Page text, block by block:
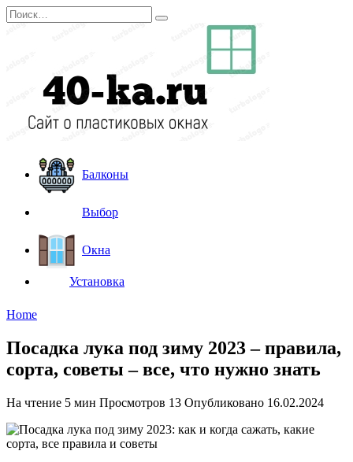
Перейти
к
Search
for:
Балконы
Выбор
Окна
Установка
Home
Посадка лука под зиму 2023 – правила,
сорта, советы – все, что нужно знать
На чтение 5 мин Просмотров 13 Опубликовано 16.02.2024